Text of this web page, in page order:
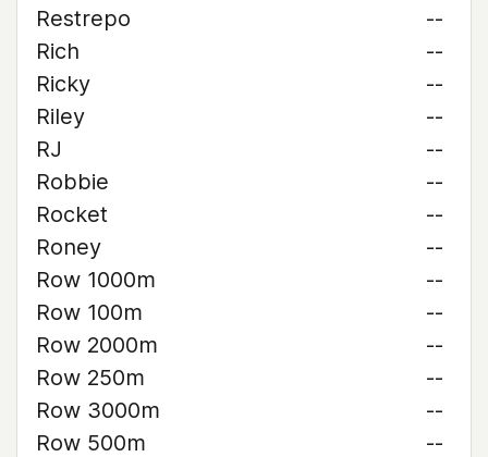
Restrepo
--
Rich
--
Ricky
--
Riley
--
RJ
--
Robbie
--
Rocket
--
Roney
--
Row 1000m
--
Row 100m
--
Row 2000m
--
Row 250m
--
Row 3000m
--
Row 500m
--